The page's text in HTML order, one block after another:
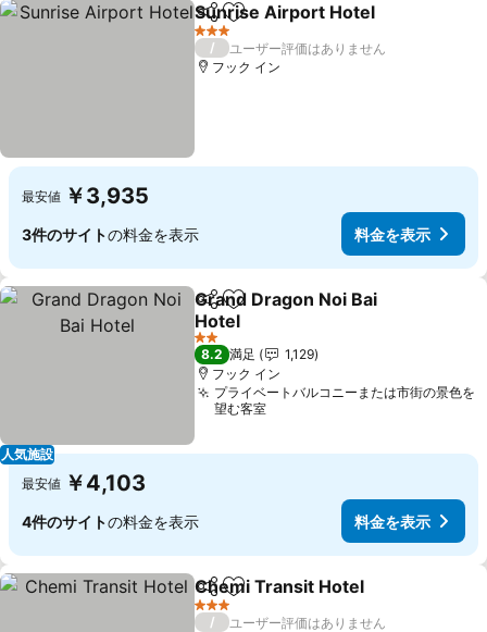
シェアお気に入りに追加
Sunrise Airport Hotel
3 ホテルのランク
/
ユーザー評価はありません
フック イン
最安値 ￥3,935
3件のサイトの料金を表示 料金を表示
人気施設
シェアお気に入りに追加
Grand Dragon Noi Bai
Hotel
料金を表示
2 ホテルのランク
8.2 満足
1,129
フック イン
プライベートバルコニーまたは市街の景色を
望む客室
最安値 ￥4,103
4件のサイトの料金を表示 料金を表示
シェアお気に入りに追加
Chemi Transit Hotel
3 ホテルのランク
/
ユーザー評価はありません